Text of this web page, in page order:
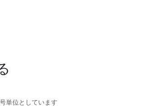
単位としています